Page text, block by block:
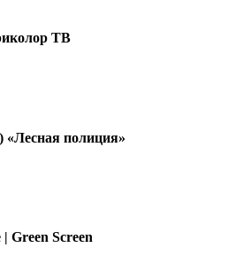
ТВ
полиция»
Green Screen